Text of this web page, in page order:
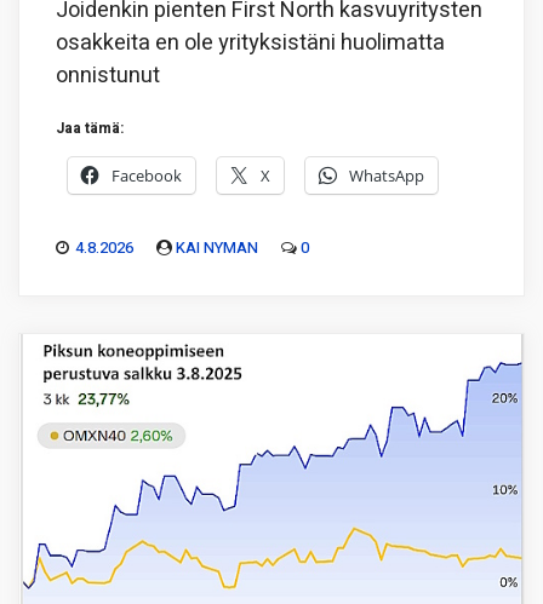
Joidenkin pienten First North kasvuyritysten
osakkeita en ole yrityksistäni huolimatta
onnistunut
Jaa tämä:
Facebook X WhatsApp
4.8.2026 KAI NYMAN 0